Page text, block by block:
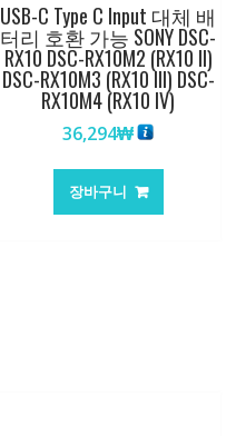
USB-C Type C Input 대체 배
터리 호환 가능 SONY DSC-
RX10 DSC-RX10M2 (RX10 II)
DSC-RX10M3 (RX10 III) DSC-
RX10M4 (RX10 IV)
36,294₩
장바구니